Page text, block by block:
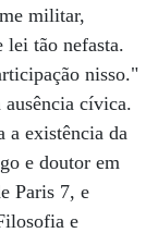
militar,
lei tão nefasta.
nisso."
ausência cívica.
a existência da
e doutor em
Paris 7, e
e